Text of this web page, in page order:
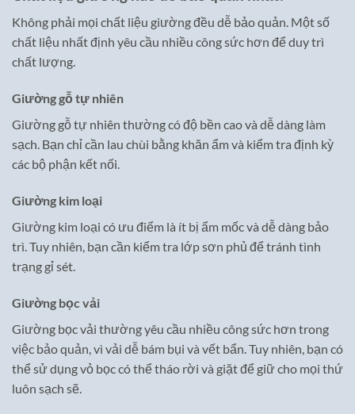
Không phải mọi chất liệu giường đều dễ bảo quản. Một số
chất liệu nhất định yêu cầu nhiều công sức hơn để duy trì
chất lượng.
Giường gỗ tự nhiên
Giường gỗ tự nhiên thường có độ bền cao và dễ dàng làm
sạch. Bạn chỉ cần lau chùi bằng khăn ẩm và kiểm tra định kỳ
các bộ phận kết nối.
Giường kim loại
Giường kim loại có ưu điểm là ít bị ẩm mốc và dễ dàng bảo
trì. Tuy nhiên, bạn cần kiểm tra lớp sơn phủ để tránh tình
trạng gỉ sét.
Giường bọc vải
Giường bọc vải thường yêu cầu nhiều công sức hơn trong
việc bảo quản, vì vải dễ bám bụi và vết bẩn. Tuy nhiên, bạn có
thể sử dụng vỏ bọc có thể tháo rời và giặt để giữ cho mọi thứ
luôn sạch sẽ.